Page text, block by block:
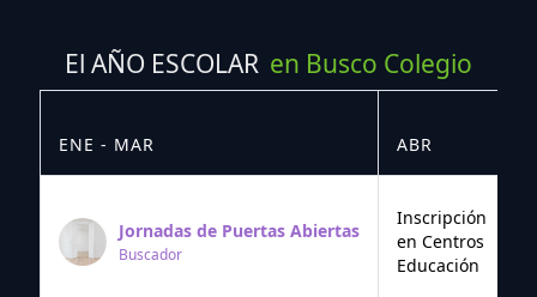
El AÑO ESCOLAR en Busco Colegio
ENE - MAR ABR
Jornadas de Puertas Abiertas
Buscador
Inscripción
en Centros
Educación